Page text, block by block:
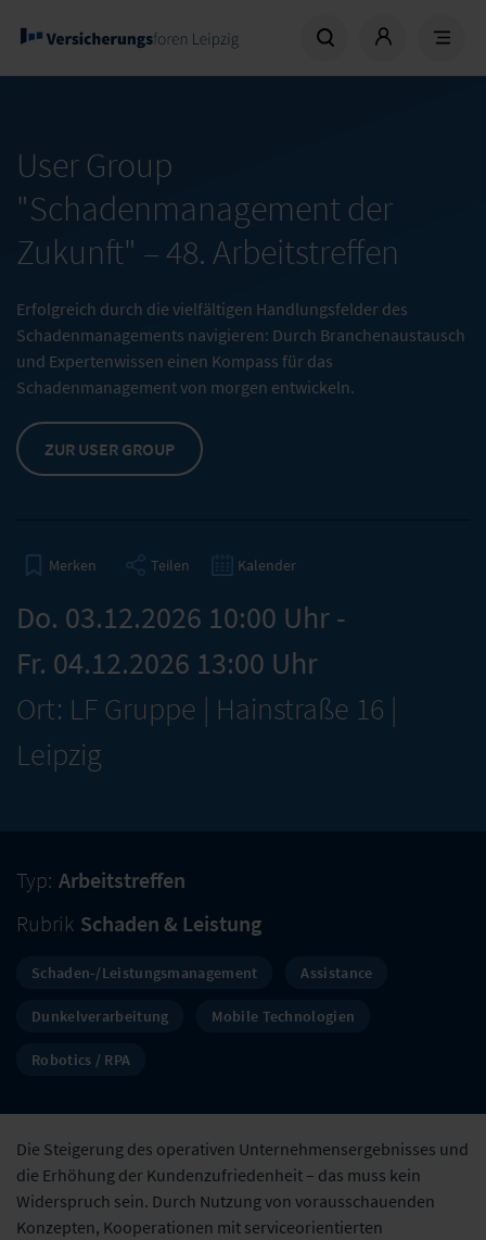
User Group
"Schadenmanagement der
Zukunft" –48. Arbeitstreffen
Erfolgreich durch die vielfältigen Handlungsfelder des
Schadenmanagements navigieren: Durch Branchenaustausch
und Expertenwissen einen Kompass für das
Schadenmanagement von morgen entwickeln.
ZUR USER GROUP
Merken Teilen Kalender
Do. 03.12.2026 10:00 Uhr -
Fr. 04.12.2026 13:00 Uhr
Ort: LF Gruppe | Hainstraße 16 |
Leipzig
Typ: Arbeitstreffen
Rubrik Schaden & Leistung
Schaden-/Leistungsmanagement Assistance
Dunkelverarbeitung Mobile Technologien
Robotics / RPA
Die Steigerung des operativen Unternehmensergebnisses und
die Erhöhung der Kundenzufriedenheit – das muss kein
Widerspruch sein. Durch Nutzung von vorausschauenden
Konzepten, Kooperationen mit serviceorientierten